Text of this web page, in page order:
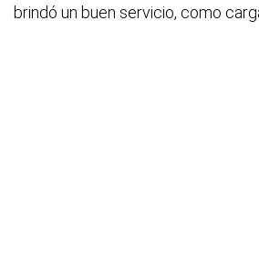
brindó un buen servicio, como